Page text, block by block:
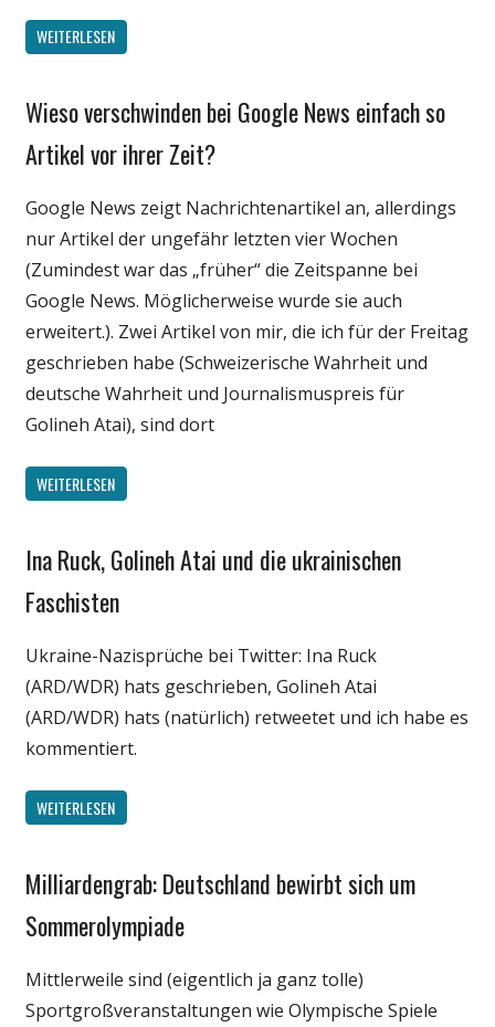
WEITERLESEN
Gesellschaft
Internet
Politik
Technik
Wieso verschwinden bei Google News einfach so
Artikel vor ihrer Zeit?
Google News zeigt Nachrichtenartikel an, allerdings
nur Artikel der ungefähr letzten vier Wochen
(Zumindest war das „früher“ die Zeitspanne bei
Google News. Möglicherweise wurde sie auch
erweitert.). Zwei Artikel von mir, die ich für der Freitag
geschrieben habe (Schweizerische Wahrheit und
deutsche Wahrheit und Journalismuspreis für
Golineh Atai), sind dort
WEITERLESEN
Gesellschaft
Internet
Politik
Webfundstück
Ina Ruck, Golineh Atai und die ukrainischen
Faschisten
Ukraine-Nazisprüche bei Twitter: Ina Ruck
(ARD/WDR) hats geschrieben, Golineh Atai
(ARD/WDR) hats (natürlich) retweetet und ich habe es
kommentiert.
WEITERLESEN
Gesellschaft
Wirtschaft
Milliardengrab: Deutschland bewirbt sich um
Sommerolympiade
Mittlerweile sind (eigentlich ja ganz tolle)
Sportgroßveranstaltungen wie Olympische Spiele